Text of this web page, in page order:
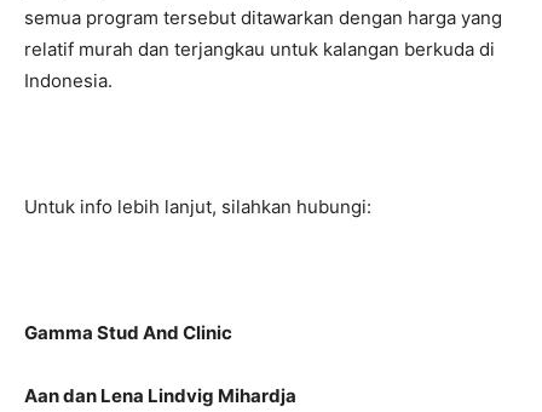
semua program tersebut ditawarkan dengan harga yang
relatif murah dan terjangkau untuk kalangan berkuda di
Indonesia.
Untuk info lebih lanjut, silahkan hubungi:
Gamma Stud And Clinic
Aan dan Lena Lindvig Mihardja